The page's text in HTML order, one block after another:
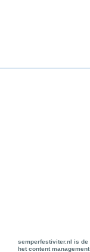
semperfestiviter.nl is de
het content